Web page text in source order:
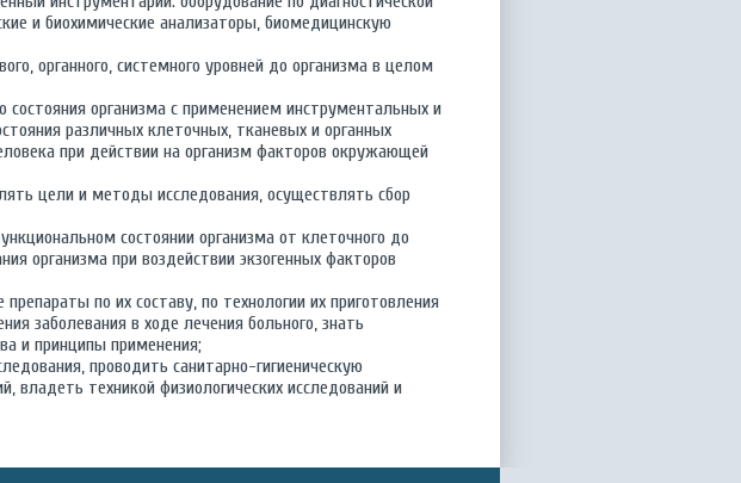
и биохимические анализаторы, биомедицинскую
органного, системного уровней до организма в целом
организма с применением инструментальных и
различных клеточных, тканевых и органных
при действии на организм факторов окружающей
цели и методы исследования, осуществлять сбор
состоянии организма от клеточного до
организма при воздействии экзогенных факторов
по их составу, по технологии их приготовления
заболевания в ходе лечения больного, знать
и принципы применения;
проводить санитарно-гигиеническую
владеть техникой физиологических исследований и